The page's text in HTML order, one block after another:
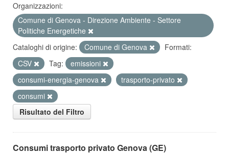
Organizzazioni:
Comune di Genova - Direzione Ambiente - Settore
Politiche Energetiche
Cataloghi di origine:
Comune di Genova
Formati:
CSV
Tag:
emissioni
consumi-energia-genova
trasporto-privato
consumi
Risultato del Filtro
Consumi trasporto privato Genova (GE)